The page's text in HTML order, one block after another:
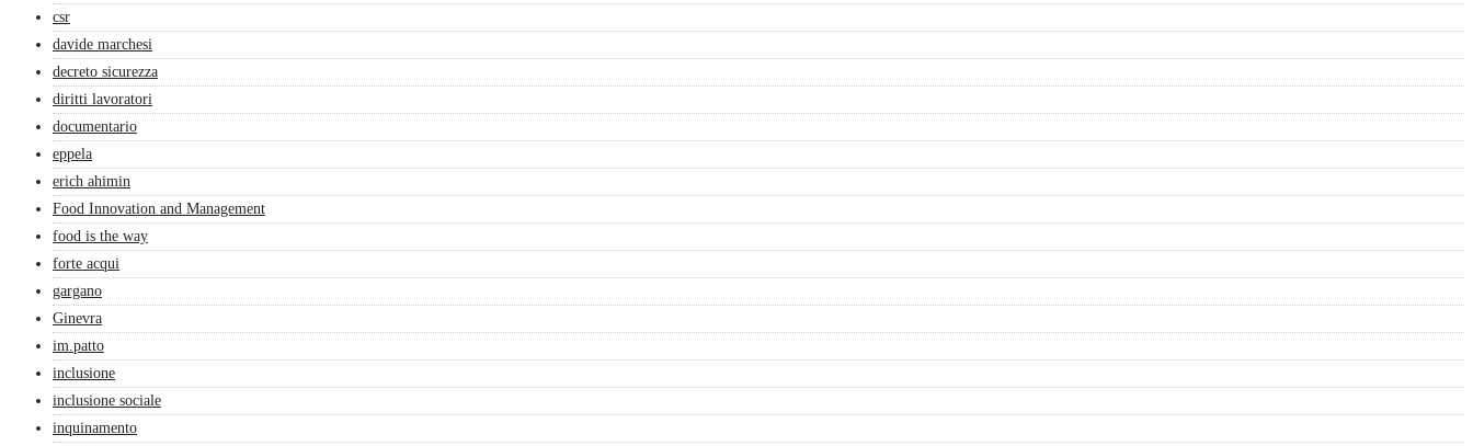
csr
davide marchesi
decreto sicurezza
diritti lavoratori
documentario
eppela
erich ahimin
Food Innovation and Management
food is the way
forte acqui
gargano
Ginevra
im.patto
inclusione
inclusione sociale
inquinamento